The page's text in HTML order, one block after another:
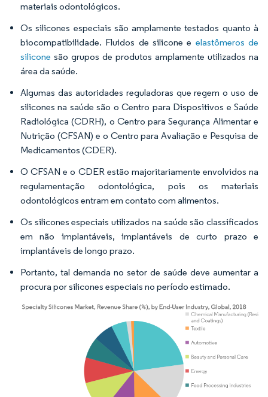
materiais odontológicos.
Os silicones especiais são amplamente testados quanto à
biocompatibilidade. Fluidos de silicone e elastômeros de
silicone são grupos de produtos amplamente utilizados na
área da saúde.
Algumas das autoridades reguladoras que regem o uso de
silicones na saúde são o Centro para Dispositivos e Saúde
Radiológica (CDRH), o Centro para Segurança Alimentar e
Nutrição (CFSAN) e o Centro para Avaliação e Pesquisa de
Medicamentos (CDER).
O CFSAN e o CDER estão majoritariamente envolvidos na
regulamentação odontológica, pois os materiais
odontológicos entram em contato com alimentos.
Os silicones especiais utilizados na saúde são classificados
em não implantáveis, implantáveis de curto prazo e
implantáveis de longo prazo.
Portanto, tal demanda no setor de saúde deve aumentar a
procura por silicones especiais no período estimado.